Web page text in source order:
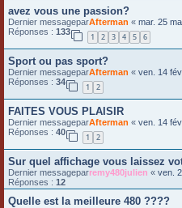
avez vous une passion?
Dernier messageparAfterman « mar. 25
Réponses : 133
1 2 3 4 5 6
Sport ou pas sport?
Dernier messageparAfterman « ven. 14
Réponses : 34
1 2
FAITES VOUS PLAISIR
Dernier messageparAfterman « ven. 14
Réponses : 40
1 2
Sur quel affichage vous laissez
Dernier messageparremy480julien « ven.
Réponses : 12
Quelle est la meilleure 480 ????